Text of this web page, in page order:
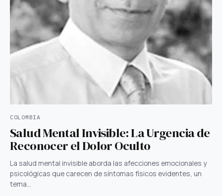
COLOMBIA
Salud Mental Invisible: La Urgencia de
Reconocer el Dolor Oculto
La salud mental invisible aborda las afecciones emocionales y
psicológicas que carecen de síntomas físicos evidentes, un
tema…